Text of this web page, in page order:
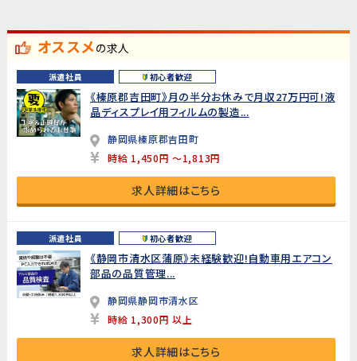
オススメの求人
派遣社員 初心者歓迎
《榛原郡吉田町》月の半分お休みで月収27万円可!液
晶ディスプレイ用フィルムの製造...
静岡県榛原郡吉田町
時給 1,450円 ～1,813円
求人詳細はこちら
派遣社員 初心者歓迎
《静岡市清水区蒲原》未経験歓迎!自動車用エアコン
部品の品質管理...
静岡県静岡市清水区
時給 1,300円 以上
求人詳細はこちら